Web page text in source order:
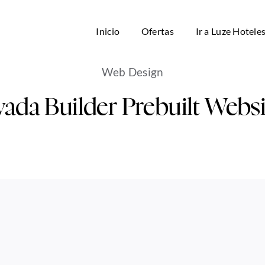
Inicio Ofertas Ir a Luze
Web Design
Builder Prebuilt